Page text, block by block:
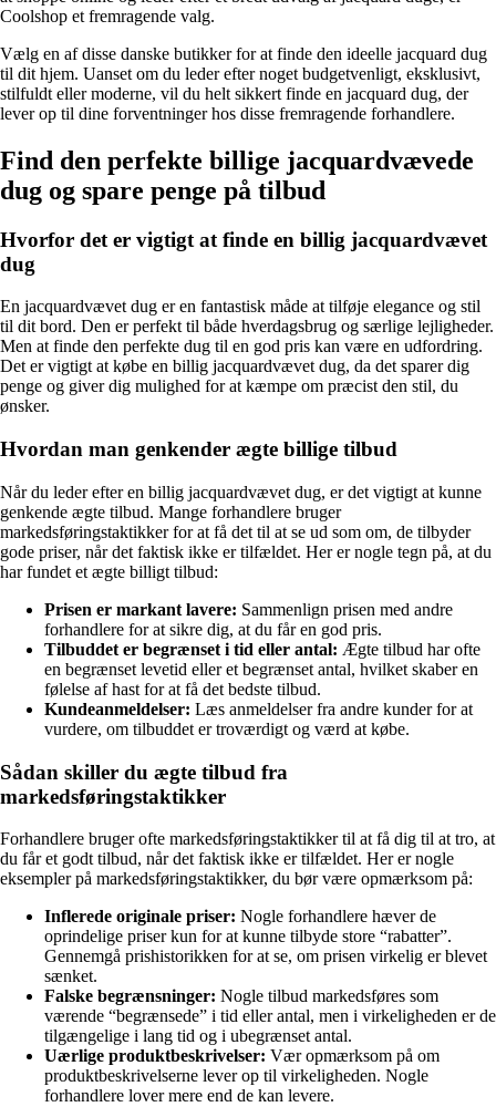
Coolshop et fremragende valg.
Vælg en af disse danske butikker for at finde den ideelle jacquard dug
til dit hjem. Uanset om du leder efter noget budgetvenligt, eksklusivt,
stilfuldt eller moderne, vil du helt sikkert finde en jacquard dug, der
lever op til dine forventninger hos disse fremragende forhandlere.
Find den perfekte billige jacquardvævede
dug og spare penge på tilbud
Hvorfor det er vigtigt at finde en billig jacquardvævet
dug
En jacquardvævet dug er en fantastisk måde at tilføje elegance og stil
til dit bord. Den er perfekt til både hverdagsbrug og særlige lejligheder.
Men at finde den perfekte dug til en god pris kan være en udfordring.
Det er vigtigt at købe en billig jacquardvævet dug, da det sparer dig
penge og giver dig mulighed for at kæmpe om præcist den stil, du
ønsker.
Hvordan man genkender ægte billige tilbud
Når du leder efter en billig jacquardvævet dug, er det vigtigt at kunne
genkende ægte tilbud. Mange forhandlere bruger
markedsføringstaktikker for at få det til at se ud som om, de tilbyder
gode priser, når det faktisk ikke er tilfældet. Her er nogle tegn på, at du
har fundet et ægte billigt tilbud:
Prisen er markant lavere: Sammenlign prisen med andre
forhandlere for at sikre dig, at du får en god pris.
Tilbuddet er begrænset i tid eller antal: Ægte tilbud har ofte
en begrænset levetid eller et begrænset antal, hvilket skaber en
følelse af hast for at få det bedste tilbud.
Kundeanmeldelser: Læs anmeldelser fra andre kunder for at
vurdere, om tilbuddet er troværdigt og værd at købe.
Sådan skiller du ægte tilbud fra
markedsføringstaktikker
Forhandlere bruger ofte markedsføringstaktikker til at få dig til at tro, at
du får et godt tilbud, når det faktisk ikke er tilfældet. Her er nogle
eksempler på markedsføringstaktikker, du bør være opmærksom på:
Inflerede originale priser: Nogle forhandlere hæver de
oprindelige priser kun for at kunne tilbyde store “rabatter”.
Gennemgå prishistorikken for at se, om prisen virkelig er blevet
sænket.
Falske begrænsninger: Nogle tilbud markedsføres som
værende “begrænsede” i tid eller antal, men i virkeligheden er de
tilgængelige i lang tid og i ubegrænset antal.
Uærlige produktbeskrivelser: Vær opmærksom på om
produktbeskrivelserne lever op til virkeligheden. Nogle
forhandlere lover mere end de kan levere.